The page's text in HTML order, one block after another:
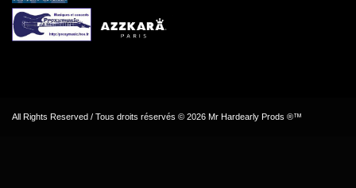
All Rights Reserved / Tous droits réservés © 2026 Mr Hardearly Prods ®™